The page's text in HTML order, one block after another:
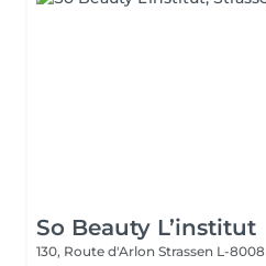
So Beauty L’institut
130, Route d'Arlon Strassen L-8008